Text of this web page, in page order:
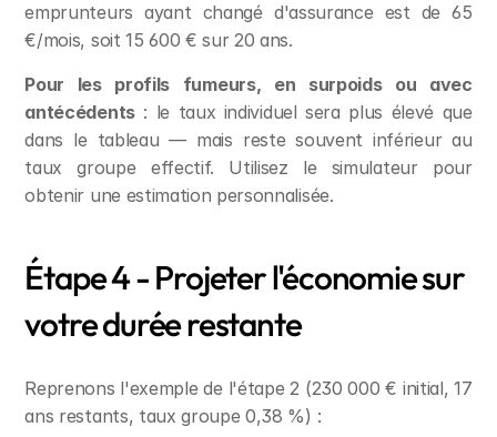
emprunteurs ayant changé d'assurance est de 65
€/mois, soit 15 600 € sur 20 ans.
Pour les profils fumeurs, en surpoids ou avec
antécédents : le taux individuel sera plus élevé que
dans le tableau — mais reste souvent inférieur au
taux groupe effectif. Utilisez le simulateur pour
obtenir une estimation personnalisée.
Étape 4 - Projeter l'économie sur
votre durée restante
Reprenons l'exemple de l'étape 2 (230 000 € initial, 17
ans restants, taux groupe 0,38 %) :